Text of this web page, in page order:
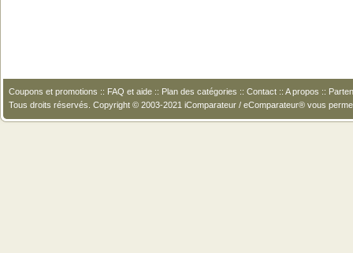
Coupons et promotions :: FAQ et aide :: Plan des catégories :: Contact :: A propos ::
Tous droits réservés. Copyright © 2003-2021 iComparateur / eComparateur® vous